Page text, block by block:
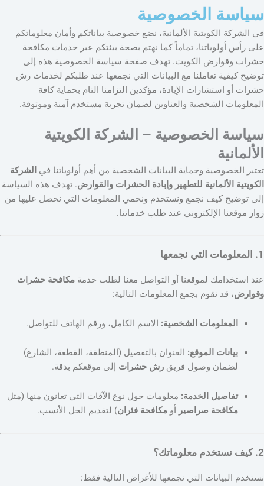
سياسة الخصوصية
في الشركة الكويتية الألمانية، نضع خصوصية بياناتكم وأمان معلوماتكم
على رأس أولوياتنا، تماماً كما نهتم بصحة بيئتكم عبر خدمات مكافحة
حشرات وقوارض الكويت. تهدف صفحة سياسة الخصوصية هذه إلى
توضيح كيفية تعاملنا مع البيانات التي نجمعها عند طلبكم لخدمات رش
حشرات أو استشارات الإبادة، مؤكدين التزامنا التام بحماية كافة
المعلومات الشخصية والعناوين لضمان تجربة مستخدم آمنة وموثوقة.
سياسة الخصوصية – الشركة الكويتية
الألمانية
تعتبر الخصوصية وحماية البيانات الشخصية من أهم أولوياتنا في الشركة
الكويتية الألمانية للتطهير وإبادة الحشرات والقوارض. تهدف هذه السياسة
إلى توضيح كيف نجمع ونستخدم ونحمي المعلومات التي نحصل عليها من
زوار موقعنا الإلكتروني عند طلب خدماتنا.
1. المعلومات التي نجمعها
عند استخدامك لموقعنا أو التواصل معنا لطلب خدمة مكافحة حشرات
وقوارض، قد نقوم بجمع المعلومات التالية:
المعلومات الشخصية: الاسم الكامل، ورقم الهاتف للتواصل.
بيانات الموقع: العنوان بالتفصيل (المنطقة، القطعة، الشارع)
لضمان وصول فريق رش حشرات إلى موقعكم بدقة.
تفاصيل الخدمة: معلومات حول نوع الآفات التي تعانون منها (مثل
مكافحة صراصير أو مكافحة فئران) لتقديم الحل الأنسب.
2. كيف نستخدم معلوماتك؟
نستخدم البيانات التي نجمعها للأغراض التالية فقط: